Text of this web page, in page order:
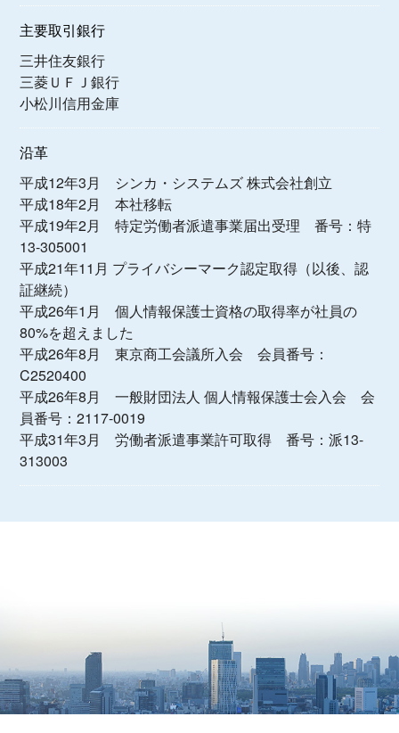
主要取引銀行
三井住友銀行
三菱ＵＦＪ銀行
小松川信用金庫
沿革
平成12年3月 シンカ・システムズ 株式会社創立
平成18年2月 本社移転
平成19年2月 特定労働者派遣事業届出受理 番号：特
13-305001
平成21年11月 プライバシーマーク認定取得（以後、認
証継続）
平成26年1月 個人情報保護士資格の取得率が社員の
80%を超えました
平成26年8月 東京商工会議所入会 会員番号：
C2520400
平成26年8月 一般財団法人 個人情報保護士会入会 会
員番号：2117-0019
平成31年3月 労働者派遣事業許可取得 番号：派13-
313003